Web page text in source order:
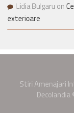
Lidia Bulgaru on
exterioare
Stiri Amenajari